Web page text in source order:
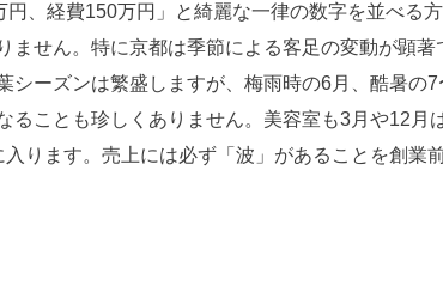
、経費150万円」と綺麗な一律の数字を並べる
せん。特に京都は季節による客足の変動が顕著
シーズンは繁盛しますが、梅雨時の6月、酷暑の
ることも珍しくありません。美容室も3月や12月
入ります。売上には必ず「波」があることを創業